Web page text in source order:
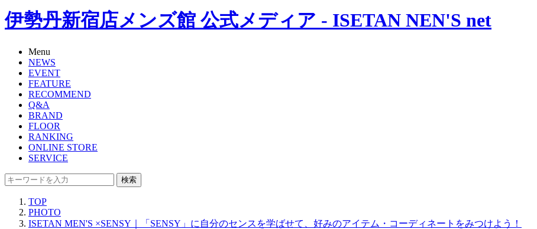
伊勢丹新宿店メンズ館 公式メディア - ISETAN NEN'S net
Menu
NEWS
EVENT
FEATURE
RECOMMEND
Q&A
BRAND
FLOOR
RANKING
ONLINE STORE
SERVICE
検索
TOP
PHOTO
ISETAN MEN'S ×SENSY｜「SENSY」に自分のセンスを学ばせて、好みのアイテム・コーディネートをみつけよう！